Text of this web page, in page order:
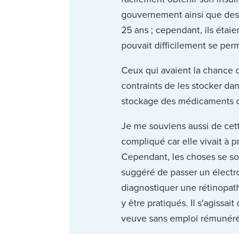
gouvernement ainsi que
25 ans ; cependant, ils
pouvait difficilement se
Ceux qui avaient la chance
contraints de les stocker
stockage des
Je me souviens aussi de
compliqué car elle vivait à
Cependant, les choses se
suggéré de passer un
diagnostiquer une
y être pratiqués. Il
veuve sans emploi